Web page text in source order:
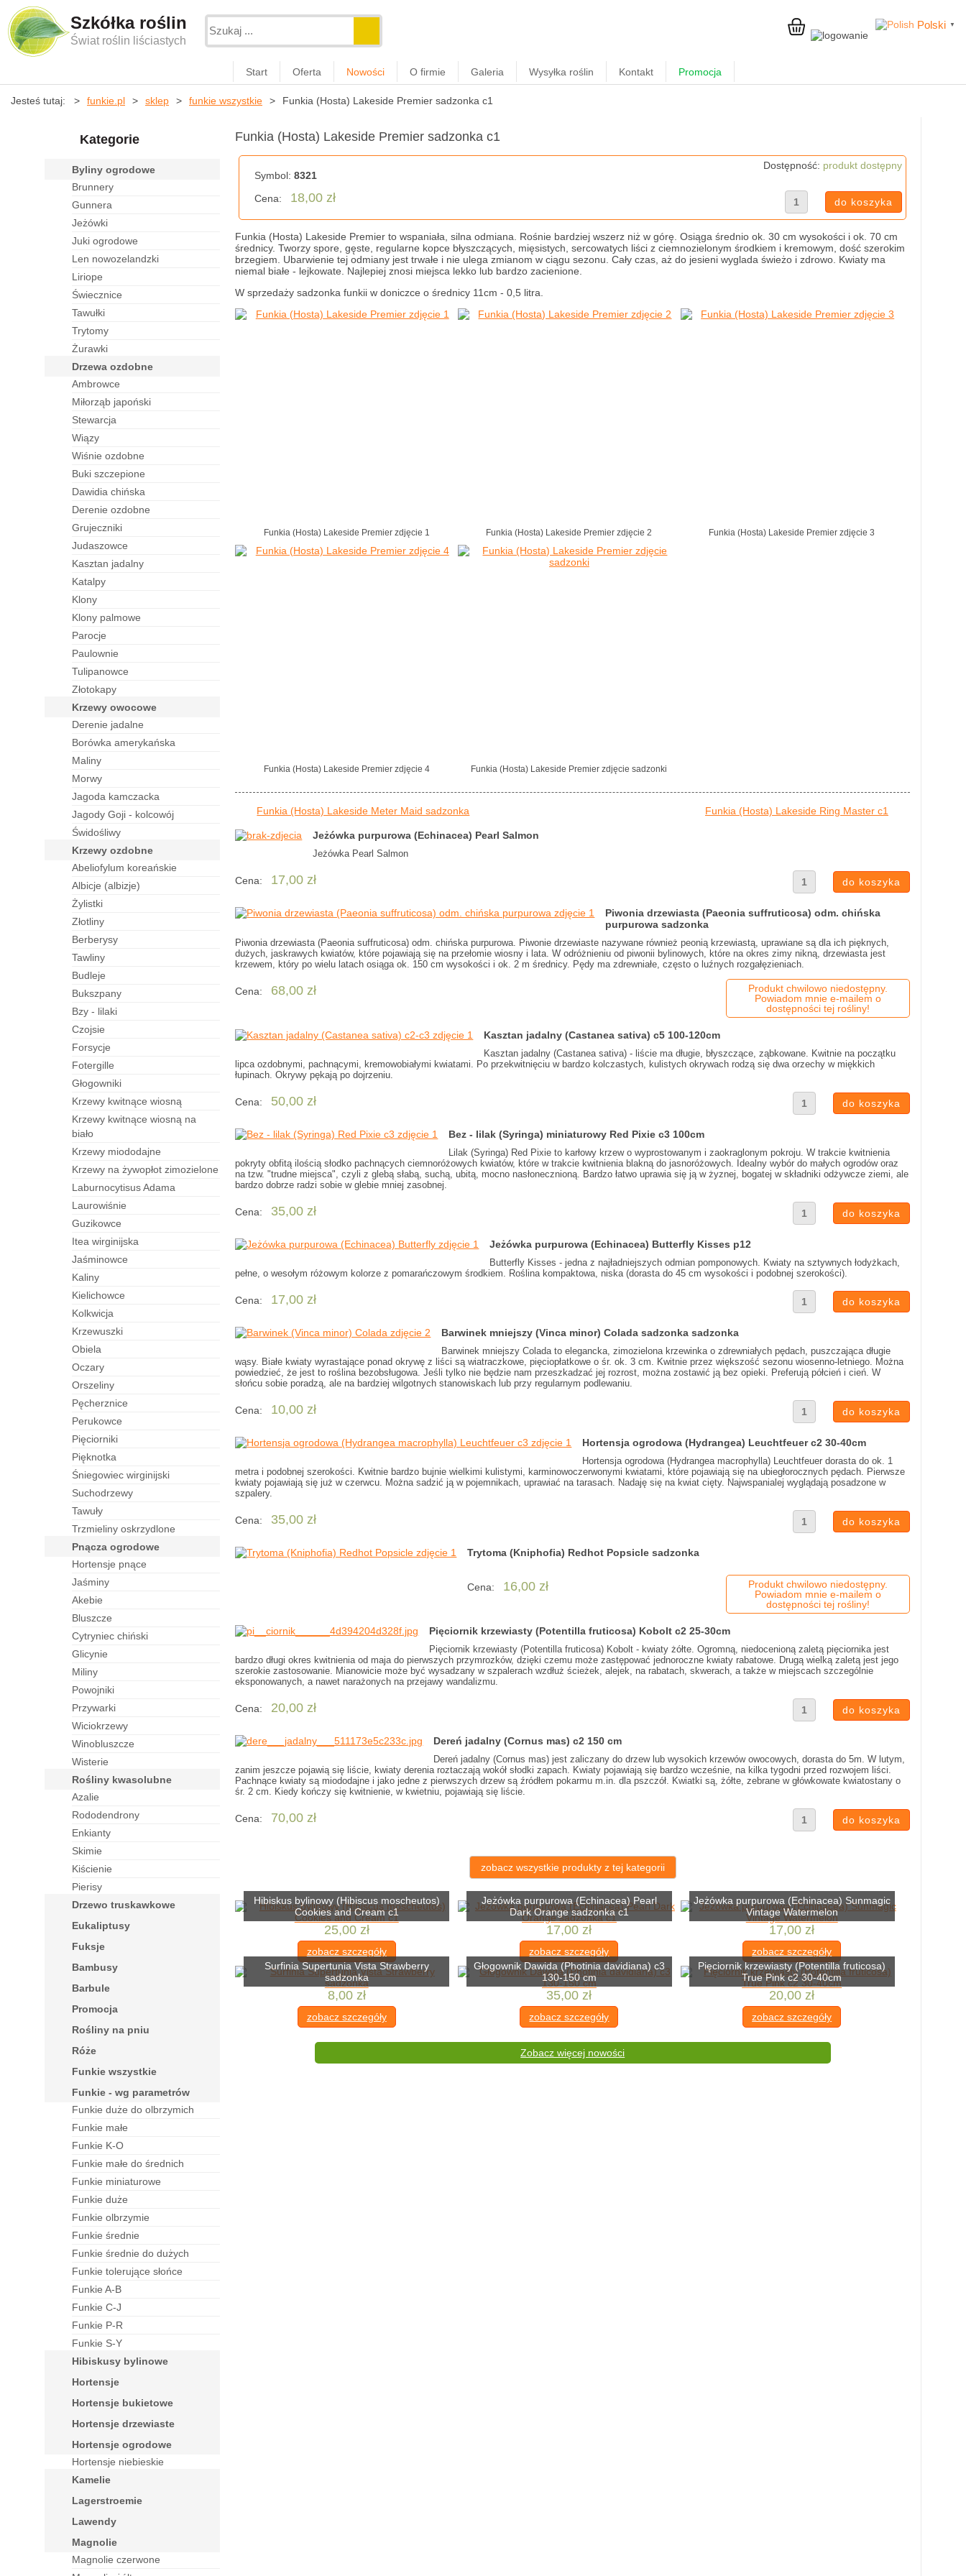
Szkółka roślin
Świat roślin liściastych
Polski ▼
Start Oferta Nowości O firmie Galeria Wysyłka roślin Kontakt Promocja
Jesteś tutaj: funkie.pl sklep funkie wszystkie Funkia (Hosta) Lakeside Premier sadzonka c1
Kategorie
byliny ogrodowe
brunnery
gunnera
jeżówki
juki ogrodowe
len nowozelandzki
liriope
świecznice
tawułki
trytomy
żurawki
drzewa ozdobne
ambrowce
miłorząb japoński
stewarcja
wiązy
wiśnie ozdobne
buki szczepione
dawidia chińska
derenie ozdobne
grujeczniki
judaszowce
kasztan jadalny
katalpy
klony
klony palmowe
parocje
paulownie
tulipanowce
złotokapy
krzewy owocowe
derenie jadalne
borówka amerykańska
maliny
morwy
jagoda kamczacka
jagody Goji - kolcowój
świdośliwy
krzewy ozdobne
abeliofylum koreańskie
albicje (albizje)
żylistki
złotliny
berberysy
tawliny
budleje
bukszpany
bzy - lilaki
czojsie
forsycje
fotergille
Głogowniki
Krzewy kwitnące wiosną
Krzewy kwitnące wiosną na
biało
Krzewy miododajne
Krzewy na żywopłot zimozielone
laburnocytisus Adama
laurowiśnie
guzikowce
itea wirginijska
jaśminowce
kaliny
kielichowce
kolkwicja
krzewuszki
obiela
oczary
orszeliny
pęcherznice
perukowce
pięciorniki
pięknotka
śniegowiec wirginijski
suchodrzewy
tawuły
trzmieliny oskrzydlone
pnącza ogrodowe
hortensje pnące
jaśminy
akebie
bluszcze
cytryniec chiński
glicynie
miliny
powojniki
przywarki
wiciokrzewy
winobluszcze
wisterie
rośliny kwasolubne
azalie
rododendrony
enkianty
skimie
kiścienie
pierisy
drzewo truskawkowe
eukaliptusy
fuksje
bambusy
barbule
Promocja
rośliny na pniu
róże
funkie wszystkie
funkie - wg parametrów
funkie duże do olbrzymich
funkie małe
funkie K-O
funkie małe do średnich
funkie miniaturowe
funkie duże
funkie olbrzymie
funkie średnie
funkie średnie do dużych
funkie tolerujące słońce
funkie A-B
funkie C-J
funkie P-R
funkie S-Y
hibiskusy bylinowe
hortensje
hortensje bukietowe
hortensje drzewiaste
hortensje ogrodowe
Hortensje niebieskie
kamelie
lagerstroemie
lawendy
magnolie
Magnolie czerwone
Funkia (Hosta) Lakeside Premier sadzonka c1
Symbol:8321
Cena:
18,00 zł
Dostępność: produkt dostępny
Funkia (Hosta) Lakeside Premier to wspaniała, silna odmiana. Rośnie bardziej wszerz niż w górę. Osiąga średnio ok. 30 cm wysokości i ok. 70 cm
średnicy. Tworzy spore, gęste, regularne kopce błyszczących, mięsistych, sercowatych liści z ciemnozielonym środkiem i kremowym, dość szerokim
brzegiem. Ubarwienie tej odmiany jest trwałe i nie ulega zmianom w ciągu sezonu. Cały czas, aż do jesieni wyglada świeżo i zdrowo. Kwiaty ma
niemal białe - lejkowate. Najlepiej znosi miejsca lekko lub bardzo zacienione.
W sprzedaży sadzonka funkii w doniczce o średnicy 11cm - 0,5 litra.
Funkia (Hosta) Lakeside Premier zdjęcie 1 Funkia (Hosta) Lakeside Premier zdjęcie 2 Funkia (Hosta) Lakeside Premier zdjęcie 3
Funkia (Hosta) Lakeside Premier zdjęcie 4 Funkia (Hosta) Lakeside Premier zdjęcie sadzonki
Funkia (Hosta) Lakeside Meter Maid sadzonka Funkia (Hosta) Lakeside Ring Master c1
Jeżówka purpurowa (Echinacea) Pearl Salmon
Jeżówka Pearl Salmon
Cena: 17,00 zł
Piwonia drzewiasta (Paeonia suffruticosa) odm. chińska
purpurowa sadzonka
Piwonia drzewiasta (Paeonia suffruticosa) odm. chińska purpurowa. Piwonie drzewiaste nazywane również peonią krzewiastą, uprawiane są dla ich pięknych,
dużych, jaskrawych kwiatów, które pojawiają się na przełomie wiosny i lata. W odróżnieniu od piwonii bylinowych, które na okres zimy nikną, drzewiasta jest
krzewem, który po wielu latach osiąga ok. 150 cm wysokości i ok. 2 m średnicy. Pędy ma zdrewniałe, często o luźnych rozgałęzieniach.
Cena: 68,00 zł
Produkt chwilowo niedostępny.
Powiadom mnie e-mailem o
dostępności tej rośliny!
Kasztan jadalny (Castanea sativa) c5 100-120cm
Kasztan jadalny (Castanea sativa) - liście ma długie, błyszczące, ząbkowane. Kwitnie na początku
lipca ozdobnymi, pachnącymi, kremowobiałymi kwiatami. Po przekwitnięciu w bardzo kolczastych, kulistych okrywach rodzą się dwa orzechy w miękkich
łupinach. Okrywy pękają po dojrzeniu.
Cena: 50,00 zł
Bez - lilak (Syringa) miniaturowy Red Pixie c3 100cm
Lilak (Syringa) Red Pixie to karłowy krzew o wyprostowanym i zaokraglonym pokroju. W trakcie kwitnienia
pokryty obfitą ilością słodko pachnących ciemnoróżowych kwiatów, które w trakcie kwitnienia blakną do jasnoróżowych. Idealny wybór do małych ogrodów oraz
na tzw. "trudne miejsca", czyli z glebą słabą, suchą, ubitą, mocno nasłonecznioną. Bardzo łatwo uprawia się ją w żyznej, bogatej w składniki odżywcze ziemi, ale
bardzo dobrze radzi sobie w glebie mniej zasobnej.
Cena: 35,00 zł
Jeżówka purpurowa (Echinacea) Butterfly Kisses p12
Butterfly Kisses - jedna z najładniejszych odmian pomponowych. Kwiaty na sztywnych łodyżkach,
pełne, o wesołym różowym kolorze z pomarańczowym środkiem. Roślina kompaktowa, niska (dorasta do 45 cm wysokości i podobnej szerokości).
Cena: 17,00 zł
Barwinek mniejszy (Vinca minor) Colada sadzonka sadzonka
Barwinek mniejszy Colada to elegancka, zimozielona krzewinka o zdrewniałych pędach, puszczająca długie
wąsy. Białe kwiaty wyrastające ponad okrywę z liści są wiatraczkowe, pięciopłatkowe o śr. ok. 3 cm. Kwitnie przez większość sezonu wiosenno-letniego. Można
powiedzieć, że jest to roślina bezobsługowa. Jeśli tylko nie będzie nam przeszkadzać jej rozrost, można zostawić ją bez opieki. Preferują półcień i cień. W
słońcu sobie poradzą, ale na bardziej wilgotnych stanowiskach lub przy regularnym podlewaniu.
Cena: 10,00 zł
Hortensja ogrodowa (Hydrangea) Leuchtfeuer c2 30-40cm
Hortensja ogrodowa (Hydrangea macrophylla) Leuchtfeuer dorasta do ok. 1
metra i podobnej szerokości. Kwitnie bardzo bujnie wielkimi kulistymi, karminowoczerwonymi kwiatami, które pojawiają się na ubiegłorocznych pędach. Pierwsze
kwiaty pojawiają się już w czerwcu. Można sadzić ją w pojemnikach, uprawiać na tarasach. Nadaję się na kwiat cięty. Najwspanialej wyglądają posadzone w
szpalery.
Cena: 35,00 zł
Trytoma (Kniphofia) Redhot Popsicle sadzonka
Cena: 16,00 zł
Produkt chwilowo niedostępny.
Powiadom mnie e-mailem o
dostępności tej rośliny!
Pięciornik krzewiasty (Potentilla fruticosa) Kobolt c2 25-30cm
Pięciornik krzewiasty (Potentilla fruticosa) Kobolt - kwiaty żółte. Ogromną, niedocenioną zaletą pięciornika jest
bardzo długi okres kwitnienia od maja do pierwszych przymrozków, dzięki czemu może zastępować jednoroczne kwiaty rabatowe. Drugą wielką zaletą jest jego
szerokie zastosowanie. Mianowicie może być wysadzany w szpalerach wzdłuż ścieżek, alejek, na rabatach, skwerach, a także w miejscach szczególnie
eksponowanych, a nawet narażonych na przejawy wandalizmu.
Cena: 20,00 zł
Dereń jadalny (Cornus mas) c2 150 cm
Dereń jadalny (Cornus mas) jest zaliczany do drzew lub wysokich krzewów owocowych, dorasta do 5m. W lutym,
zanim jeszcze pojawią się liście, kwiaty derenia roztaczają wokół słodki zapach. Kwiaty pojawiają się bardzo wcześnie, na kilka tygodni przed rozwojem liści.
Pachnące kwiaty są miododajne i jako jedne z pierwszych drzew są źródłem pokarmu m.in. dla pszczół. Kwiatki są, żółte, zebrane w główkowate kwiatostany o
śr. 2 cm. Kiedy kończy się kwitnienie, w kwietniu, pojawiają się liście.
Cena: 70,00 zł
zobacz wszystkie produkty z tej kategorii
Hibiskus bylinowy (Hibiscus moscheutos)
Cookies and Cream c1
25,00 zł
zobacz szczegóły
Jeżówka purpurowa (Echinacea) Pearl
Dark Orange sadzonka c1
17,00 zł
zobacz szczegóły
Jeżówka purpurowa (Echinacea) Sunmagic
Vintage Watermelon
17,00 zł
zobacz szczegóły
Surfinia Supertunia Vista Strawberry
sadzonka
8,00 zł
zobacz szczegóły
Głogownik Dawida (Photinia davidiana) c3
130-150 cm
35,00 zł
zobacz szczegóły
Pięciornik krzewiasty (Potentilla fruticosa)
True Pink c2 30-40cm
20,00 zł
zobacz szczegóły
Zobacz więcej nowości